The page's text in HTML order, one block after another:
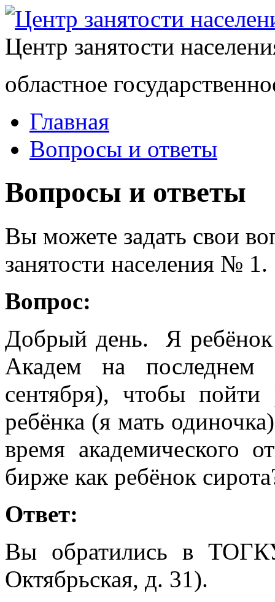
Центр занятости
областное
Главная
Вопросы и ответы
Вопросы и ответы
Вы можете задать свои
занятости населения № 1.
Вопрос:
Добрый день. Я ребёнок
Академ на последнем
сентября), чтобы пойти
ребёнка (я мать
время академического
бирже как ребёнок
Ответ:
Вы обратились в
Октябрьская, д. 31).